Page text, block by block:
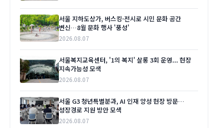
서울 지하도상가, 버스킹·전시로 시민 문화 공간
변신…8월 문화 행사 '풍성'
2026.08.07
서울복지교육센터, '1의 복지' 살롱 3회 운영... 현장
지속가능성 모색
2026.08.07
서울 G3 청년특별분과, AI 인재 양성 현장 방문…
성장경로 지원 방안 모색
2026.08.07